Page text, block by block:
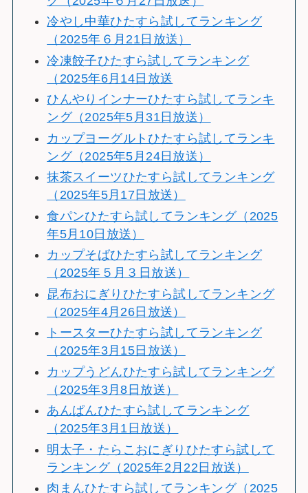
冷やし中華ひたすら試してランキング
（2025年６月21日放送）
冷凍餃子ひたすら試してランキング
（2025年6月14日放送
ひんやりインナーひたすら試してランキ
ング（2025年5月31日放送）
カップヨーグルトひたすら試してランキ
ング（2025年5月24日放送）
抹茶スイーツひたすら試してランキング
（2025年5月17日放送）
食パンひたすら試してランキング（2025
年5月10日放送）
カップそばひたすら試してランキング
（2025年５月３日放送）
昆布おにぎりひたすら試してランキング
（2025年4月26日放送）
トースターひたすら試してランキング
（2025年3月15日放送）
カップうどんひたすら試してランキング
（2025年3月8日放送）
あんぱんひたすら試してランキング
（2025年3月1日放送）
明太子・たらこおにぎりひたすら試して
ランキング（2025年2月22日放送）
肉まんひたすら試してランキング（2025